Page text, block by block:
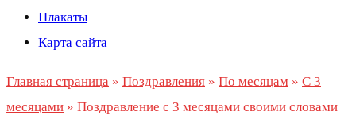
Плакаты
Карта сайта
Главная страница » Поздравления » По месяцам » С 3
месяцами » Поздравление с 3 месяцами своими словами